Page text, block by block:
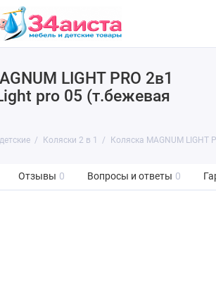
LIGHT PRO 2в1
pro 05 (т.бежевая
Коляски 2 в 1 Коляска MAGNUM LIGHT
Отзывы 0 Вопросы и ответы 0